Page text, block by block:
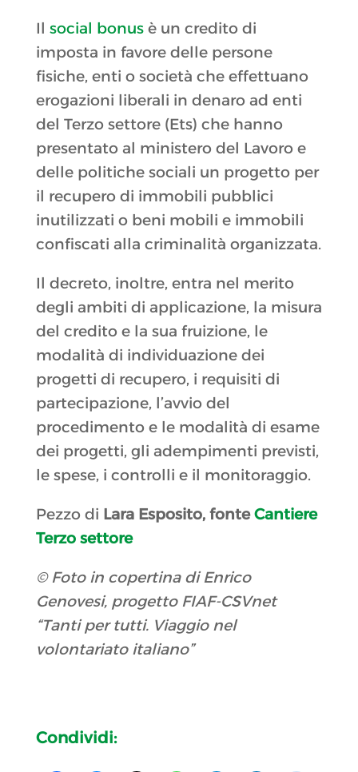
Il social bonusè un credito di
imposta in favore delle persone
fisiche, enti o società che effettuano
erogazioni liberali in denaro ad enti
del Terzo settore (Ets) che hanno
presentato al ministero del Lavoro e
delle politiche sociali un progetto per
il recupero di immobili pubblici
inutilizzati o beni mobili e immobili
confiscati alla criminalità organizzata.
Il decreto, inoltre, entra nel merito
degli ambiti di applicazione, la misura
del credito e la sua fruizione, le
modalità di individuazione dei
progetti di recupero, i requisiti di
partecipazione, l’avvio del
procedimento e le modalità di esame
dei progetti, gli adempimenti previsti,
le spese, i controlli e il monitoraggio.
Pezzo di Lara Esposito, fonteCantiere
Terzo settore
© Foto in copertina di Enrico
Genovesi, progetto FIAF-CSVnet
“Tanti per tutti. Viaggio nel
volontariato italiano”
Condividi: